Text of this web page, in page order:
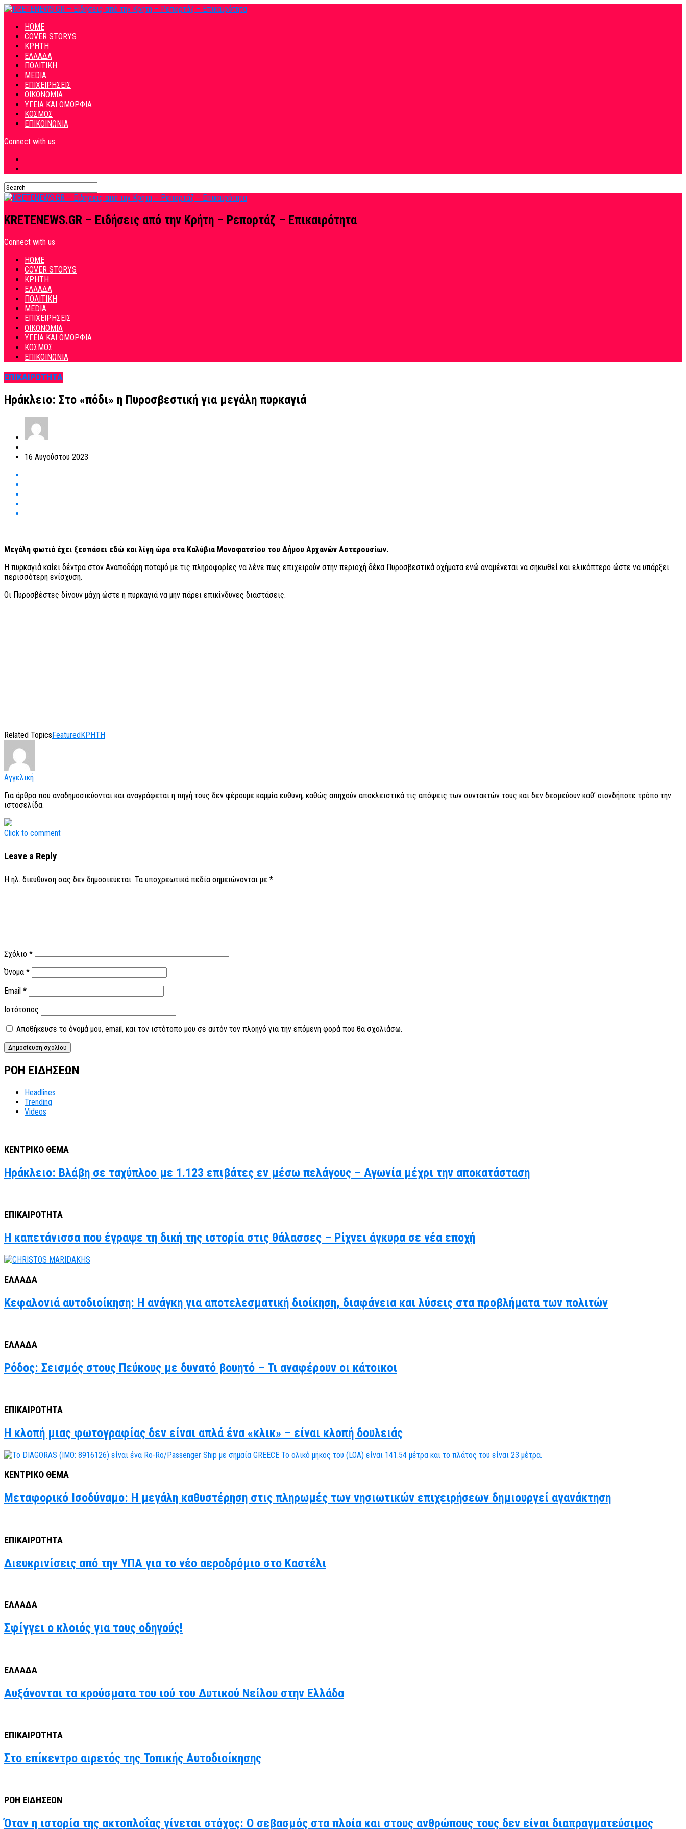
HOME
COVER STORYS
ΚΡΗΤΗ
ΕΛΛΑΔΑ
ΠΟΛΙΤΙΚΗ
MEDIA
ΕΠΙΧΕΙΡΗΣΕΙΣ
ΟΙΚΟΝΟΜΙΑ
ΥΓΕΙΑ ΚΑΙ ΟΜΟΡΦΙΑ
ΚΟΣΜΟΣ
ΕΠΙΚΟΙΝΩΝΙΑ
Connect with us
KRETENEWS.GR – Ειδήσεις από την Κρήτη – Ρεπορτάζ – Επικαιρότητα
Connect with us
HOME
COVER STORYS
ΚΡΗΤΗ
ΕΛΛΑΔΑ
ΠΟΛΙΤΙΚΗ
MEDIA
ΕΠΙΧΕΙΡΗΣΕΙΣ
ΟΙΚΟΝΟΜΙΑ
ΥΓΕΙΑ ΚΑΙ ΟΜΟΡΦΙΑ
ΚΟΣΜΟΣ
ΕΠΙΚΟΙΝΩΝΙΑ
ΕΠΙΚΑΙΡΟΤΗΤΑ
Ηράκλειο: Στο «πόδι» η Πυροσβεστική για μεγάλη πυρκαγιά
16 Αυγούστου 2023
Μεγάλη φωτιά έχει ξεσπάσει εδώ και λίγη ώρα στα Καλύβια Μονοφατσίου του Δήμου Αρχανών Αστερουσίων.
Η πυρκαγιά καίει δέντρα στον Αναποδάρη ποταμό με τις πληροφορίες να λένε πως επιχειρούν στην περιοχή δέκα Πυροσβεστικά οχήματα ενώ αναμένεται να σηκωθεί και ελικόπτερο ώστε να υπάρξει
περισσότερη ενίσχυση.
Οι Πυροσβέστες δίνουν μάχη ώστε η πυρκαγιά να μην πάρει επικίνδυνες διαστάσεις.
Related Topics Featured ΚΡΗΤΗ
Αγγελική
Για άρθρα που αναδημοσιεύονται και αναγράφεται η πηγή τους δεν φέρουμε καμμία ευθύνη, καθώς απηχούν αποκλειστικά τις απόψεις των συντακτών τους και δεν δεσμεύουν καθ’ οιονδήποτε τρόπο την
ιστοσελίδα.
Click to comment
Leave a Reply
Η ηλ. διεύθυνση σας δεν δημοσιεύεται. Τα υποχρεωτικά πεδία σημειώνονται με *
Σχόλιο *
Όνομα *
Email *
Ιστότοπος
Αποθήκευσε το όνομά μου, email, και τον ιστότοπο μου σε αυτόν τον πλοηγό για την επόμενη φορά που θα σχολιάσω.
ΡΟΗ ΕΙΔΗΣΕΩΝ
Headlines
Trending
Videos
ΚΕΝΤΡΙΚΟ ΘΕΜΑ
Ηράκλειο: Βλάβη σε ταχύπλοο με 1.123 επιβάτες εν μέσω πελάγους – Αγωνία μέχρι την αποκατάσταση
ΕΠΙΚΑΙΡΟΤΗΤΑ
Η καπετάνισσα που έγραψε τη δική της ιστορία στις θάλασσες – Ρίχνει άγκυρα σε νέα εποχή
ΕΛΛΑΔΑ
Κεφαλονιά αυτοδιοίκηση: Η ανάγκη για αποτελεσματική διοίκηση, διαφάνεια και λύσεις στα προβλήματα των πολιτών
ΕΛΛΑΔΑ
Ρόδος: Σεισμός στους Πεύκους με δυνατό βουητό – Τι αναφέρουν οι κάτοικοι
ΕΠΙΚΑΙΡΟΤΗΤΑ
Η κλοπή μιας φωτογραφίας δεν είναι απλά ένα «κλικ» – είναι κλοπή δουλειάς
ΚΕΝΤΡΙΚΟ ΘΕΜΑ
Μεταφορικό Ισοδύναμο: Η μεγάλη καθυστέρηση στις πληρωμές των νησιωτικών επιχειρήσεων δημιουργεί αγανάκτηση
ΕΠΙΚΑΙΡΟΤΗΤΑ
Διευκρινίσεις από την ΥΠΑ για το νέο αεροδρόμιο στο Καστέλι
ΕΛΛΑΔΑ
Σφίγγει ο κλοιός για τους οδηγούς!
ΕΛΛΑΔΑ
Αυξάνονται τα κρούσματα του ιού του Δυτικού Νείλου στην Ελλάδα
ΕΠΙΚΑΙΡΟΤΗΤΑ
Στο επίκεντρο αιρετός της Τοπικής Αυτοδιοίκησης
ΡΟΗ ΕΙΔΗΣΕΩΝ
Όταν η ιστορία της ακτοπλοΐας γίνεται στόχος: Ο σεβασμός στα πλοία και στους ανθρώπους τους δεν είναι διαπραγματεύσιμος